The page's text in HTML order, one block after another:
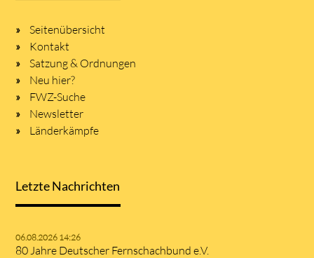
Seitenübersicht
Kontakt
Satzung & Ordnungen
Neu hier?
FWZ-Suche
Newsletter
Länderkämpfe
Letzte Nachrichten
06.08.2026 14:26
80 Jahre Deutscher Fernschachbund e.V.